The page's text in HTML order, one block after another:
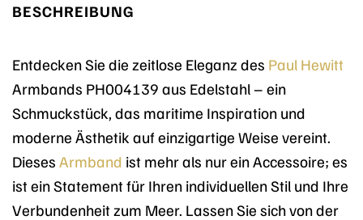
BESCHREIBUNG
Entdecken Sie die zeitlose Eleganz des Paul Hewitt
Armbands PH004139 aus Edelstahl – ein
Schmuckstück, das maritime Inspiration und
moderne Ästhetik auf einzigartige Weise vereint.
Dieses Armband ist mehr als nur ein Accessoire; es
ist ein Statement für Ihren individuellen Stil und Ihre
Verbundenheit zum Meer. Lassen Sie sich von der